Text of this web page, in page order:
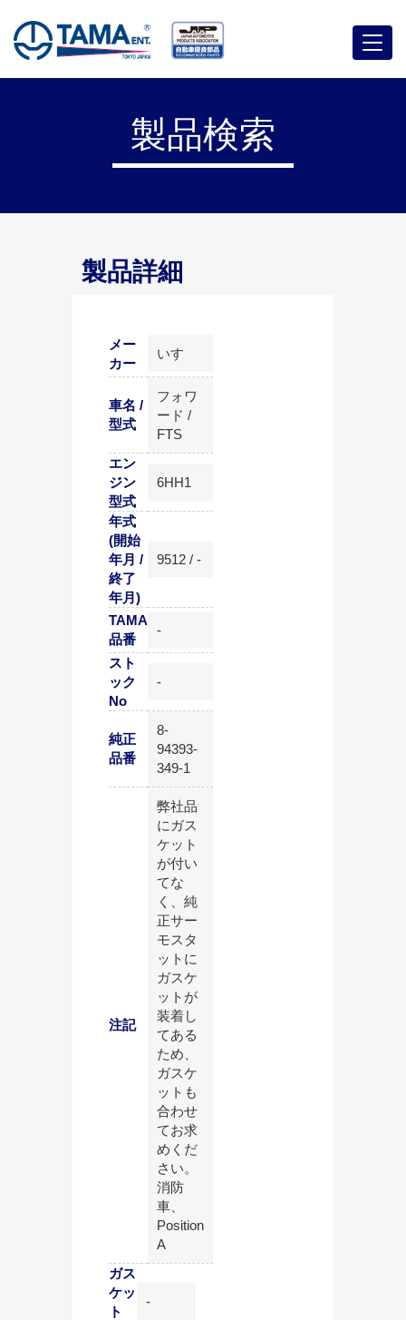
メ
ニ
製品検索
製品詳細
メー
カー
いすゞ
車名 /
型式
フォワ
ード /
FTS
エン
ジン
型式
6HH1
年式
(開始
年月 /
終了
年月)
9512 / -
TAMA
品番
-
スト
ック
No
-
純正
品番
8-
94393-
349-1
注記
弊社品
にガス
ケット
が付い
てな
く、純
正サー
モスタ
ットに
ガスケ
ットが
装着し
てある
ため、
ガスケ
ットも
合わせ
てお求
めくだ
さい。
消防
車、
Position
A
ガス
ケッ
ト
-